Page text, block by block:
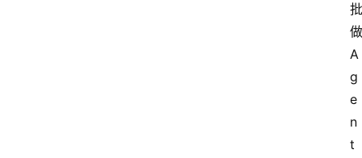
批
做
A
g
e
n
t